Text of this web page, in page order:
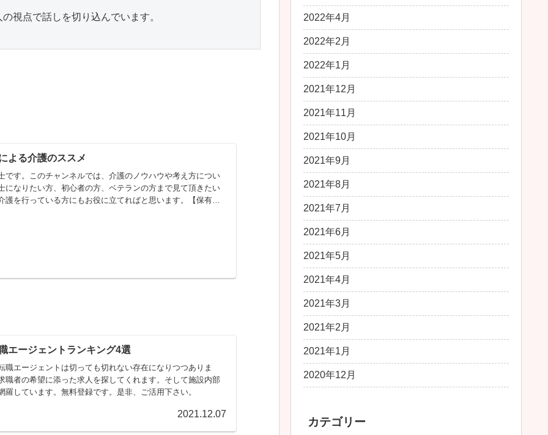
視点で話しを切り込んでいます。
よる介護のススメ
です。このチャンネルでは、介護のノウハウや考え方につい
になりたい方、初心者の方、ベテランの方まで見て頂きたい
護を行っている方にもお役に立てればと思います。【保有資
ージェントランキング4選
職エージェントは切っても切れない存在になりつつありま
職者の希望に添った求人を探してくれます。そして施設内部
羅しています。無料登録です。是非、ご活用下さい。
2021.12.07
2022年4月
2022年2月
2022年1月
2021年12月
2021年11月
2021年10月
2021年9月
2021年8月
2021年7月
2021年6月
2021年5月
2021年4月
2021年3月
2021年2月
2021年1月
2020年12月
カテゴリー